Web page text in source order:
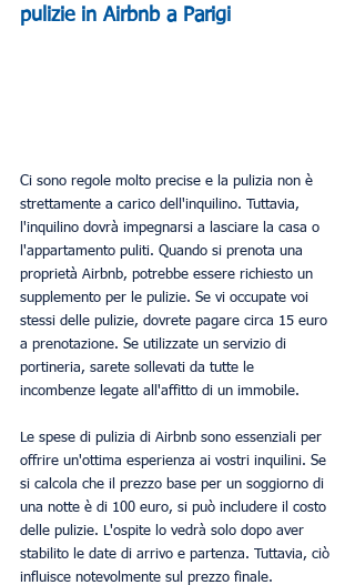
pulizie in Airbnb a Parigi
Ci sono regole molto precise e la pulizia non è
strettamente a carico dell'inquilino. Tuttavia,
l'inquilino dovrà impegnarsi a lasciare la casa o
l'appartamento puliti. Quando si prenota una
proprietà Airbnb, potrebbe essere richiesto un
supplemento per le pulizie. Se vi occupate voi
stessi delle pulizie, dovrete pagare circa 15 euro
a prenotazione. Se utilizzate un servizio di
portineria, sarete sollevati da tutte le
incombenze legate all'affitto di un immobile.
Le spese di pulizia di Airbnb sono essenziali per
offrire un'ottima esperienza ai vostri inquilini. Se
si calcola che il prezzo base per un soggiorno di
una notte è di 100 euro, si può includere il costo
delle pulizie. L'ospite lo vedrà solo dopo aver
stabilito le date di arrivo e partenza. Tuttavia, ciò
influisce notevolmente sul prezzo finale.